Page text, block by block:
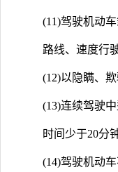
(11)驾驶机动
路线、速度行
(12)以隐瞒、
(13)连续驾驶
时间少于20分
(14)驾驶机动